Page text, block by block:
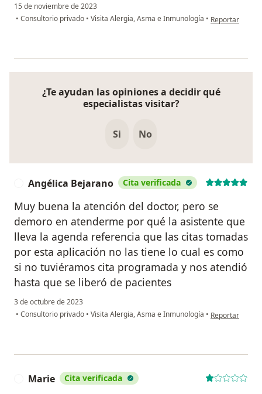
15 de noviembre de 2023
• Consultorio privado • Visita Alergia, Asma e Inmunología • en opinión del
Reportar
¿Te ayudan las opiniones a decidir qué
especialistas visitar?
Si No
Angélica Bejarano Cita verificada
Muy buena la atención del doctor, pero se
demoro en atenderme por qué la asistente que
lleva la agenda referencia que las citas tomadas
por esta aplicación no las tiene lo cual es como
si no tuviéramos cita programada y nos atendió
hasta que se liberó de pacientes
3 de octubre de 2023
• Consultorio privado • Visita Alergia, Asma e Inmunología • en opinión del
Reportar
Marie Cita verificada